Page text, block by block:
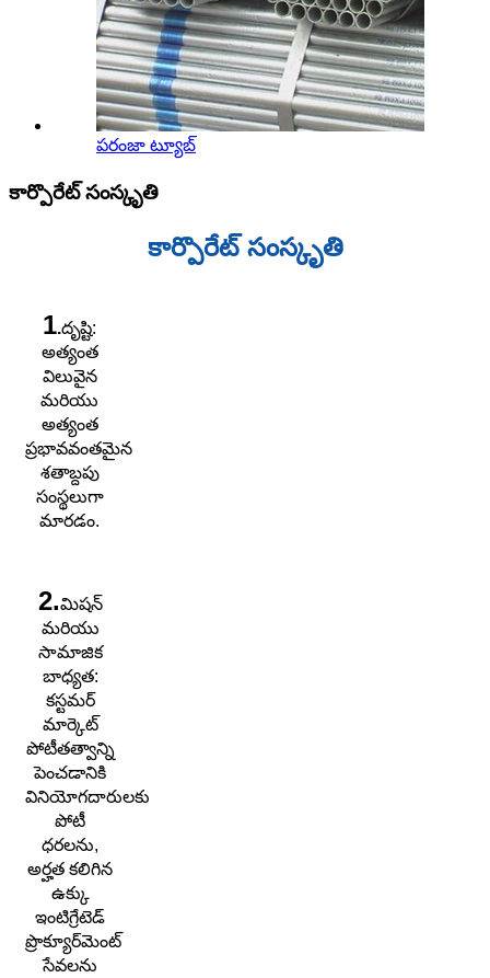
పరంజా ట్యూబ్
కార్పొరేట్ సంస్కృతి
కార్పొరేట్ సంస్కృతి
1.దృష్టి:
అత్యంత
విలువైన
మరియు
అత్యంత
ప్రభావవంతమైన
శతాబ్దపు
సంస్థలుగా
మారడం.
2.మిషన్
మరియు
సామాజిక
బాధ్యత:
కస్టమర్
మార్కెట్
పోటీతత్వాన్ని
పెంచడానికి
వినియోగదారులకు
పోటీ
ధరలను,
అర్హత కలిగిన
ఉక్కు
ఇంటిగ్రేటెడ్
ప్రొక్యూర్‌మెంట్
సేవలను